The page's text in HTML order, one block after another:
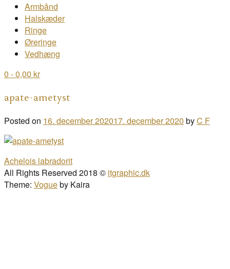
Armbånd
Halskæder
Ringe
Øreringe
Vedhæng
0 - 0,00 kr
apate-ametyst
Posted on 16. december 202017. december 2020 byC F
Post
navigation
Achelois labradorit
All Rights Reserved 2018 © itgraphic.dk
Theme: Vogueby Kaira